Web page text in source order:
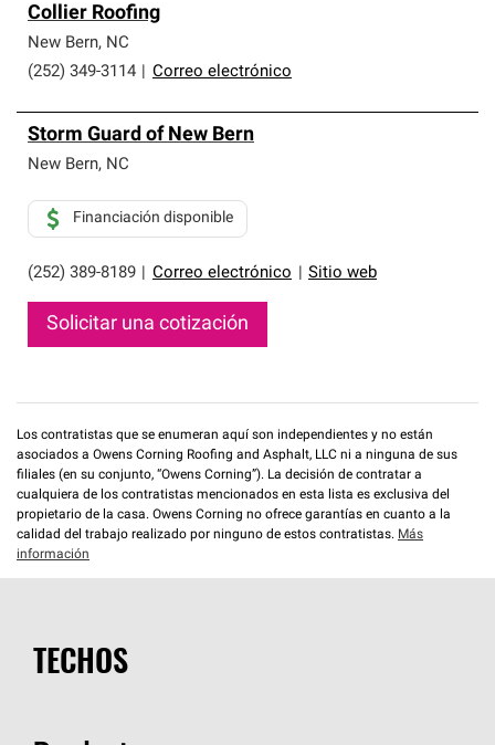
Collier Roofing
New Bern, NC
(252) 349-3114
Correo electrónico
Storm Guard of New Bern
New Bern, NC
(252) 389-8189 Correo electrónico Sitio web
Financiación disponible
Solicitar una cotización
Los contratistas que se enumeran aquí son independientes y no están
asociados a Owens Corning Roofing and Asphalt, LLC ni a ninguna de sus
filiales (en su conjunto, “Owens Corning”). La decisión de contratar a
cualquiera de los contratistas mencionados en esta lista es exclusiva del
propietario de la casa. Owens Corning no ofrece garantías en cuanto a la
calidad del trabajo realizado por ninguno de estos contratistas. Más
información
TECHOS